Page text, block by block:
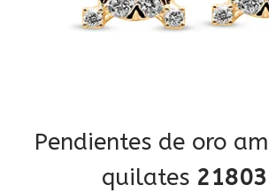
Pendientes de oro
quilates